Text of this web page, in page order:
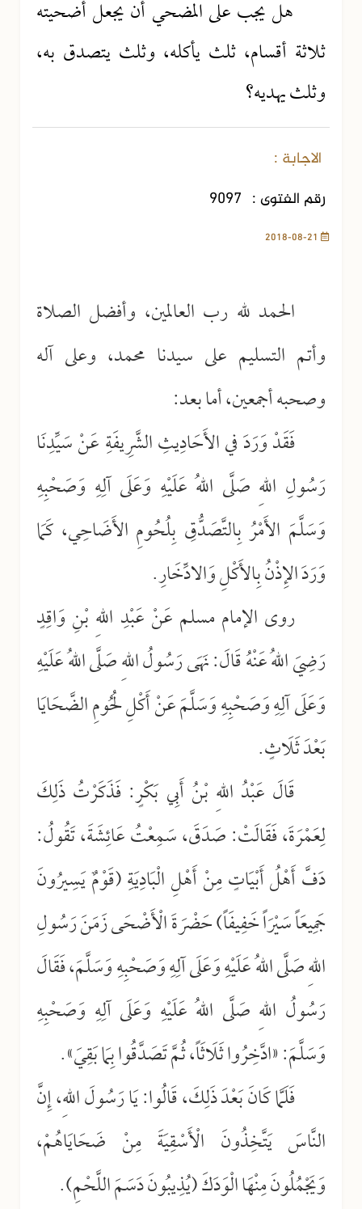
هل يجب على المضحي أن يجعل أضحيته
ثلاثة أقسام، ثلث يأكله، وثلث يتصدق به،
وثلث يهديه؟
الاجابة :
رقم الفتوى : 9097
الحمد لله رب العالمين، وأفضل الصلاة
وأتم التسليم على سيدنا محمد، وعلى آله
وصحبه أجمعين، أما بعد:
فَقَدْ وَرَدَ في الأَحَادِيثِ الشَّرِيفَةِ عَنْ سَيِّدِنَا
رَسُولِ اللهِ صَلَّى اللهُ عَلَيْهِ وَعَلَى آلِهِ وَصَحْبِهِ
وَسَلَّمَ الأَمْرُ بِالتَّصَدُّقِ بِلُحُومِ الأَضَاحِي، كَمَا
وَرَدَ الإِذْنُ بِالأَكْلِ وَالادِّخَارِ.
روى الإمام مسلم عَنْ عَبْدِ اللهِ بْنِ وَاقِدٍ
رَضِيَ اللهُ عَنْهُ قَالَ: نَهَى رَسُولُ اللهِ صَلَّى اللهُ عَلَيْهِ
وَعَلَى آلِهِ وَصَحْبِهِ وَسَلَّمَ عَنْ أَكْلِ لُحُومِ الضَّحَايَا
بَعْدَ ثَلَاثٍ.
قَالَ عَبْدُ اللهِ بْنُ أَبِي بَكْرٍ: فَذَكَرْتُ ذَلِكَ
لِعَمْرَةَ، فَقَالَتْ: صَدَقَ، سَمِعْتُ عَائِشَةَ، تَقُولُ:
دَفَّ أَهْلُ أَبْيَاتٍ مِنْ أَهْلِ الْبَادِيَةِ (قَوْمٌ يَسِيرُونَ
جَمِيعَاً سَيْرَاً خَفِيفَاً) حَضْرَةَ الْأَضْحَى زَمَنَ رَسُولِ
اللهِ صَلَّى اللهُ عَلَيْهِ وَعَلَى آلِهِ وَصَحْبِهِ وَسَلَّمَ، فَقَالَ
رَسُولُ اللهِ صَلَّى اللهُ عَلَيْهِ وَعَلَى آلِهِ وَصَحْبِهِ
وَسَلَّمَ: «ادَّخِرُوا ثَلَاثَاً، ثُمَّ تَصَدَّقُوا بِمَا بَقِيَ».
فَلَمَّا كَانَ بَعْدَ ذَلِكَ، قَالُوا: يَا رَسُولَ اللهِ، إِنَّ
النَّاسَ يَتَّخِذُونَ الْأَسْقِيَةَ مِنْ ضَحَايَاهُمْ،
وَيَجْمُلُونَ مِنْهَا الْوَدَكَ (يُذِيبُونَ دَسَمَ اللَّحْمِ).